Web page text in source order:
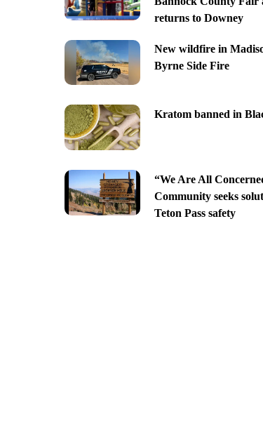
returns to Downey
New wildfire in
Byrne Side Fire
Kratom banned in
“We Are All
Community seeks
Teton Pass safety